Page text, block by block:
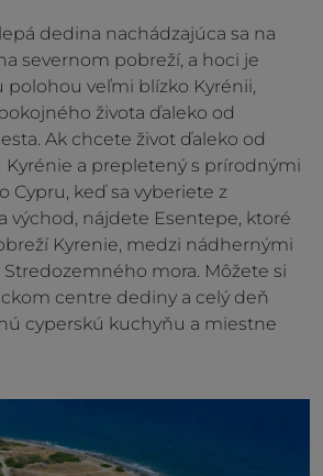
dedina nachádzajúca sa na
severnom pobreží, a hoci je
veľmi blízko Kyrénii,
života ďaleko od
Ak chcete život ďaleko od
a prepletený s prírodnými
Cypru, keď sa vyberiete z
východ, nájdete Esentepe, ktoré
Kyrenie, medzi nádhernými
mora. Môžete si
centre dediny a celý deň
cyperskú kuchyňu a miestne